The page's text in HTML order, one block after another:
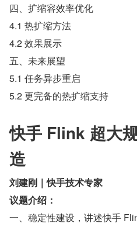
四、扩缩容效率优化
4.1 热扩缩方法
4.2 效果展示
五、未来展望
5.1 任务异步重启
5.2 更完备的热扩缩支持
快手 Flink 超大
造
刘建刚｜快手技术专家
议题介绍：
一、稳定性建设，讲述快手